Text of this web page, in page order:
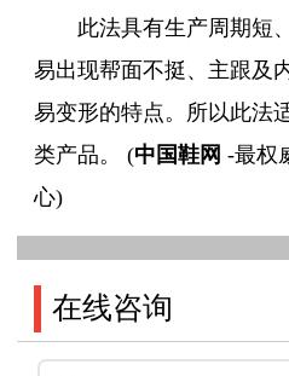
此法具有生产周期短、
易出现帮面不挺、主跟及
易变形的特点。所以此法
类产品。 (中国鞋网 -最权
心)
在线咨询